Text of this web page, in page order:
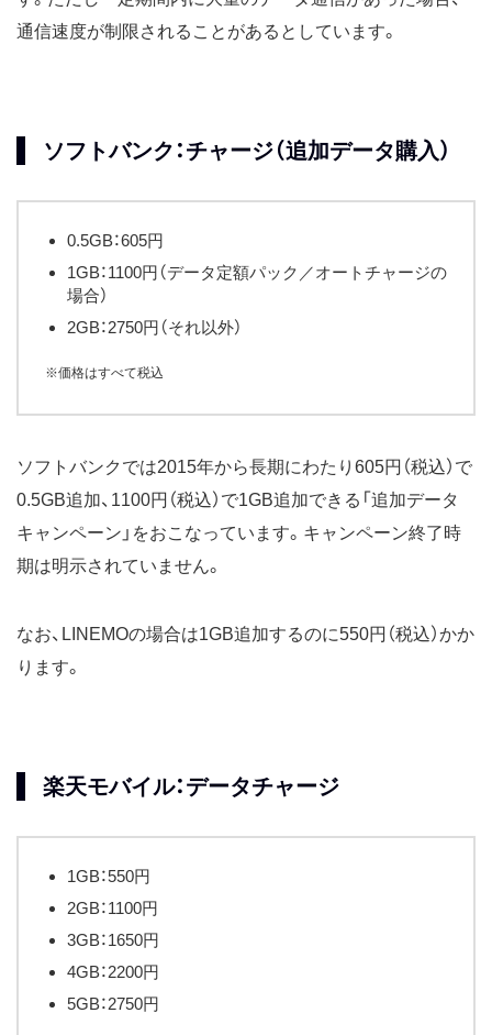
通信速度が制限されることがあるとしています。
ソフトバンク：チャージ（追加データ購入）
0.5GB：605円
1GB：1100円（データ定額パック／オートチャージの
場合）
2GB：2750円（それ以外）
※価格はすべて税込
ソフトバンクでは2015年から長期にわたり605円（税込）で
0.5GB追加、1100円（税込）で1GB追加できる「追加データ
キャンペーン」をおこなっています。キャンペーン終了時
期は明示されていません。
なお、LINEMOの場合は1GB追加するのに550円（税込）かか
ります。
楽天モバイル：データチャージ
1GB：550円
2GB：1100円
3GB：1650円
4GB：2200円
5GB：2750円